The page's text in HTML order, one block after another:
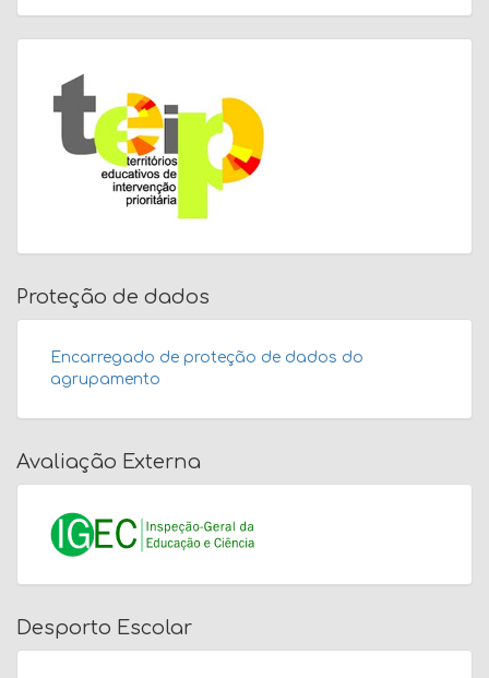
Proteção de dados
Encarregado de proteção de dados do
agrupamento
Avaliação Externa
Desporto Escolar